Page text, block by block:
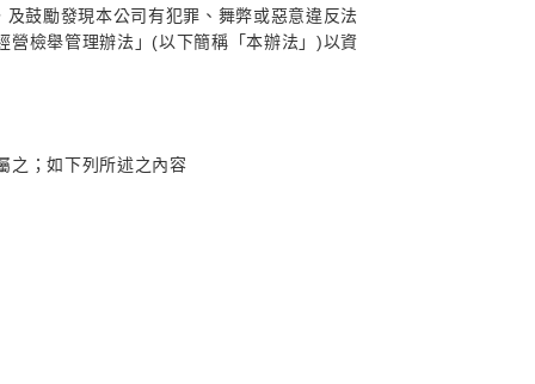
鼓勵發現本公司有犯罪、舞弊或惡意違反法
營檢舉管理辦法」(以下簡稱「本辦法」)以資
之；如下列所述之內容